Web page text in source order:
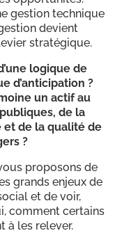
gestion technique
devient
stratégique.
logique de
d’anticipation ?
un actif au
de la
de la qualité de
?
proposons de
grands enjeux de
et de voir,
comment certains
à les relever.